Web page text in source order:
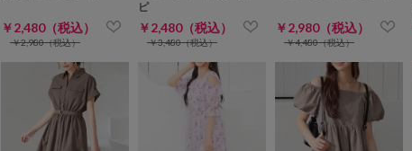
￥2,480（税込）
￥2,980（税込）
ピ
￥2,480（税込）
￥3,480（税込）
￥2,980（税込）
￥4,480（税込）